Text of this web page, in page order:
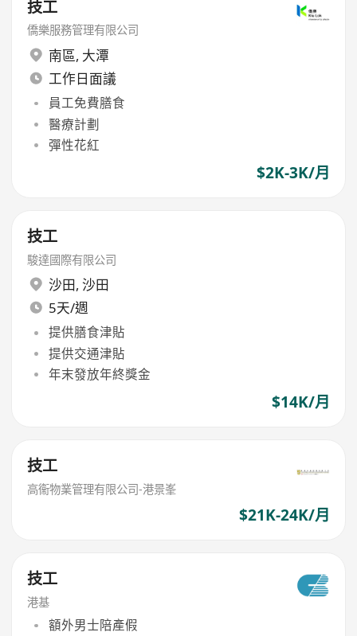
技工
僑樂服務管理有限公司
南區, 大潭
工作日面議
員工免費膳食
醫療計劃
彈性花紅
$2K-3K/月
技工
駿達國際有限公司
沙田, 沙田
5天/週
提供膳食津貼
提供交通津貼
年末發放年終獎金
$14K/月
技工
高衞物業管理有限公司-港景峯
$21K-24K/月
技工
港基
額外男士陪產假